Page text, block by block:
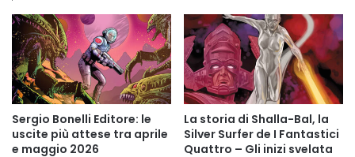
Sergio Bonelli Editore: le
uscite più attese tra aprile
e maggio 2026
La storia di Shalla-Bal, la
Silver Surfer de I Fantastici
Quattro – Gli inizi svelata